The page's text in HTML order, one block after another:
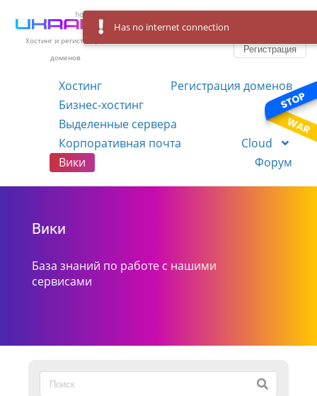
Хостинг и регистрация
доменов
Регистрация
Хостинг
Регистрация доменов
Бизнес-хостинг
VPS
Выделенные сервера
Корпоративная почта
Cloud
Вики
Форум
Вики
База знаний по работе с нашими
сервисами
Has no internet connection